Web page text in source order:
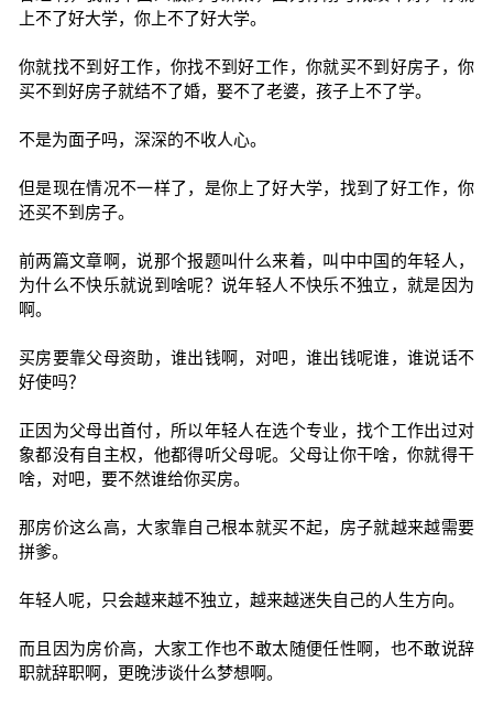
上不了好大学，你上不了好大学。
你就找不到好工作，你找不到好工作，你就买不到好房子，你
买不到好房子就结不了婚，娶不了老婆，孩子上不了学。
不是为面子吗，深深的不收人心。
但是现在情况不一样了，是你上了好大学，找到了好工作，你
还买不到房子。
前两篇文章啊，说那个报题叫什么来着，叫中中国的年轻人，
为什么不快乐就说到啥呢？说年轻人不快乐不独立，就是因为
啊。
买房要靠父母资助，谁出钱啊，对吧，谁出钱呢谁，谁说话不
好使吗？
正因为父母出首付，所以年轻人在选个专业，找个工作出过对
象都没有自主权，他都得听父母呢。父母让你干啥，你就得干
啥，对吧，要不然谁给你买房。
那房价这么高，大家靠自己根本就买不起，房子就越来越需要
拼爹。
年轻人呢，只会越来越不独立，越来越迷失自己的人生方向。
而且因为房价高，大家工作也不敢太随便任性啊，也不敢说辞
职就辞职啊，更晚涉谈什么梦想啊。